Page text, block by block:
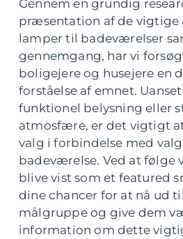
Gennem en grundig
præsentation af de vigtige
lamper til badeværelser
gennemgang, har vi
boligejere og husejere en
forståelse af emnet.
funktionel belysning eller
atmosfære, er det vigtigt
valg i forbindelse med
badeværelse. Ved at følge
blive vist som et featured
dine chancer for at nå ud
målgruppe og give dem
information om dette